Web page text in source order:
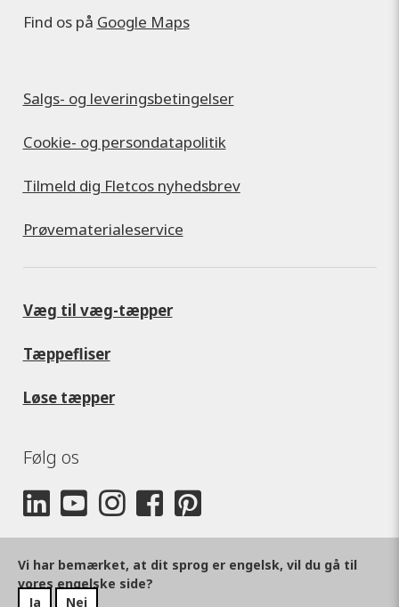
Find os på Google Maps
Salgs- og leveringsbetingelser
Cookie- og persondatapolitik
Tilmeld dig Fletcos nyhedsbrev
Prøvematerialeservice
Væg til væg-tæpper
Tæppefliser
Løse tæpper
Følg os
Vi har bemærket, at dit sprog er engelsk, vil du gå til
vores engelske side?
Ja
Nej